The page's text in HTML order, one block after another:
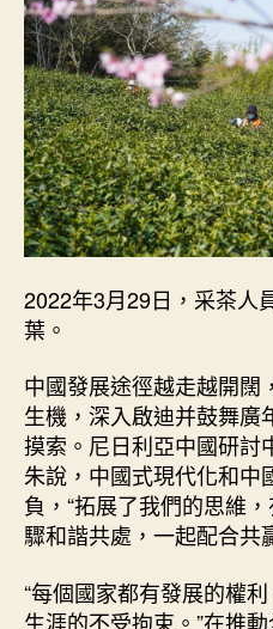
2022年3月29日，采茶人
葉。
中國發展途徑越走越開闊
生機，深入啟迪并鼓舞廣
摸索。尼日利亞中國研討
朱說，中國式現代化和中
負，“拓展了我們的思維
驟和諧共處，一起配合共
“每個國家都有發展的權
生涯的不受拘束。”在推